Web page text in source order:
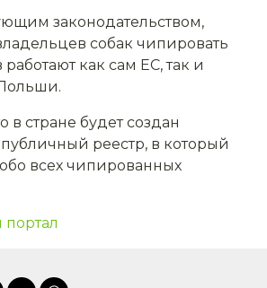
законодательством,
собак чипировать
как сам ЕС, так и
в стране будет создан
реестр, в который
всех чипированных